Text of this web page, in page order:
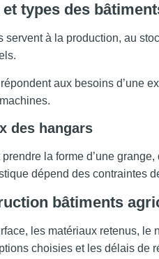
types des
servent à la production, au
aux besoins d’une
des hangars
la forme d’une
dépend des contraintes
bâtiments
les matériaux retenus,
choisies et les délais de